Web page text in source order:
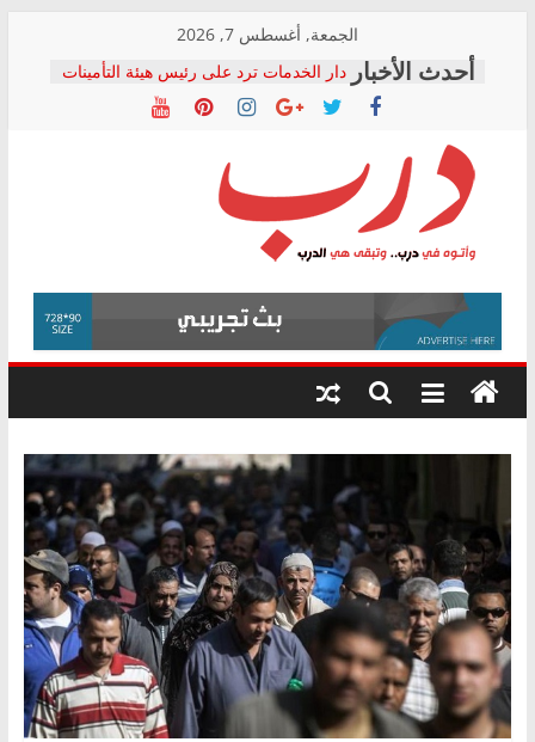
content
الجمعة, أغسطس 7, 2026
دار الخدمات ترد على رئيس هيئة التأمينات
بعد مؤتمره الصحفي: إنكار الأزمة لا ينهي
معاناة أصحاب المعاشات.. ونطالب بكشف
فرحات سليمان يكتب: القطاع الصحي إلى
أين؟
حزب التحالف الشعبي يطلق لجنة “الحق
في الصحة” بالإسكندرية لرصد الانتهاكات
ودعم المرضى
الوزاري لمدينة الصحفيين.. وانتهاء أعمال
إنشاء المبنى الإداري
المجلس القومي لحقوق الإنسان يعلن
متابعة قضية الدكتور محمد زهران.. ويؤكد:
قرينة البراءة وضمانات المحاكمة العادلة
درب
وأتوه
درب..
وتبقى
هي